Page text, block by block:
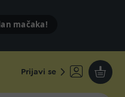
mačaka!
Prijavi se
Moja